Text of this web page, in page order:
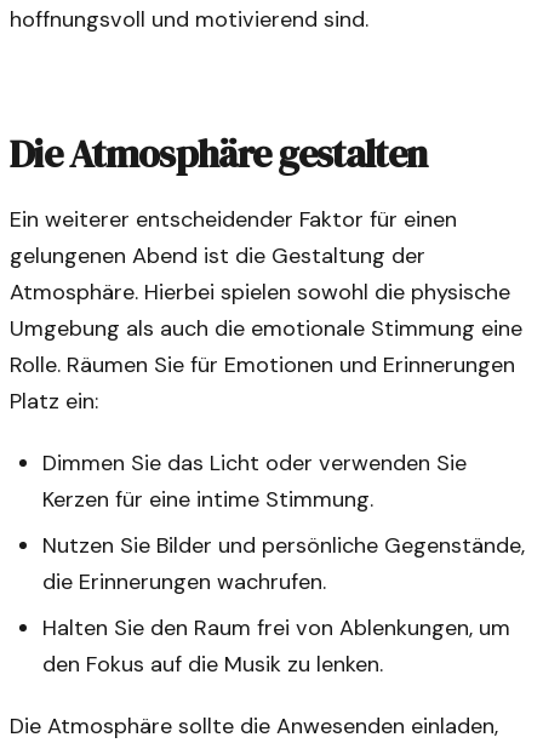
hoffnungsvoll und motivierend sind.
Die Atmosphäre gestalten
Ein weiterer entscheidender Faktor für einen
gelungenen Abend ist die Gestaltung der
Atmosphäre. Hierbei spielen sowohl die physische
Umgebung als auch die emotionale Stimmung eine
Rolle. Räumen Sie für Emotionen und Erinnerungen
Platz ein:
Dimmen Sie das Licht oder verwenden Sie
Kerzen für eine intime Stimmung.
Nutzen Sie Bilder und persönliche Gegenstände,
die Erinnerungen wachrufen.
Halten Sie den Raum frei von Ablenkungen, um
den Fokus auf die Musik zu lenken.
Die Atmosphäre sollte die Anwesenden einladen,